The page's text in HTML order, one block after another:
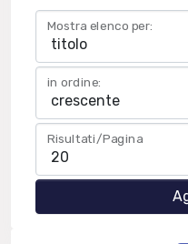
Mostra elenco per:
in ordine:
Risultati/Pagina